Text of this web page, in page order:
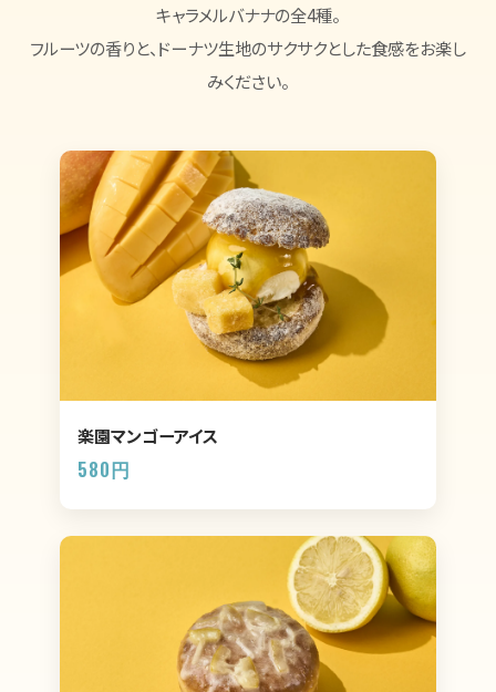
キャラメルバナナの全4種。
フルーツの香りと、ドーナツ生地のサクサクとした食感をお楽し
みください。
楽園マンゴーアイス
580円